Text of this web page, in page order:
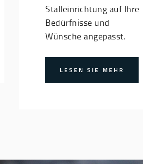
Stalleinrichtung auf Ihre
Bedürfnisse und
Wünsche angepasst.
LESEN SIE MEHR